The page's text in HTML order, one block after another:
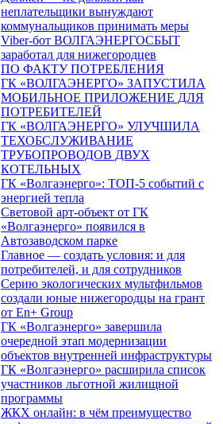
неплательщики вынуждают
коммунальщиков принимать меры
Viber-бот ВОЛГАЭНЕРГОСБЫТ
заработал для нижегородцев
ПО ФАКТУ ПОТРЕБЛЕНИЯ
ГК «ВОЛГАЭНЕРГО» ЗАПУСТИЛА
МОБИЛЬНОЕ ПРИЛОЖЕНИЕ ДЛЯ
ПОТРЕБИТЕЛЕЙ
ГК «ВОЛГАЭНЕРГО» УЛУЧШИЛА
ТЕХОБСЛУЖИВАНИЕ
ТРУБОПРОВОДОВ ДВУХ
КОТЕЛЬНЫХ
ГК «Волгаэнерго»: ТОП-5 событий с
энергией тепла
Световой арт-объект от ГК
«Волгаэнерго» появился в
Автозаводском парке
Главное — создать условия: и для
потребителей, и для сотрудников
Серию экологических мультфильмов
создали юные нижегородцы на грант
от En+ Group
ГК «Волгаэнерго» завершила
очередной этап модернизации
объектов внутренней инфраструктуры
ГК «Волгаэнерго» расширила список
участников льготной жилищной
программы
ЖКХ онлайн: в чём преимущество